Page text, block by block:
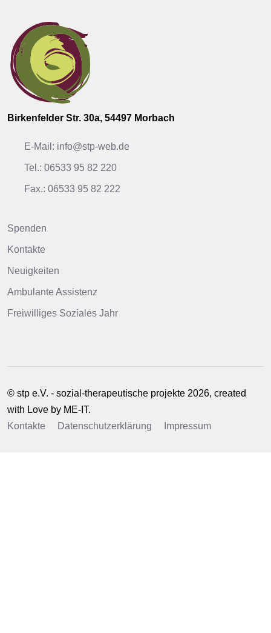
Birkenfelder Str. 30a, 54497 Morbach
E-Mail: info@stp-web.de
Tel.: 06533 95 82 220
Fax.: 06533 95 82 222
Spenden
Kontakte
Neuigkeiten
Ambulante Assistenz
Freiwilliges Soziales Jahr
© stp e.V. - sozial-therapeutische projekte 2026, created
with Love by ME-IT.
Kontakte
Datenschutzerklärung Impressum